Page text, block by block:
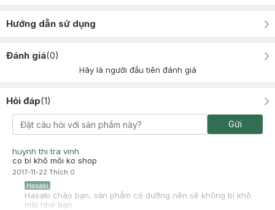
Hướng dẫn sử dụng
Đánh giá(0)
Hãy là người đầu tiên đánh giá
Hỏi đáp(1)
Gửi
huynh thi tra vinh
co bi khô môi ko shop
2017-11-22 Thích 0
Hasaki
Hasaki chào bạn, sản phẩm có dưỡng nên sẽ không bị khô
môi nhé bạn